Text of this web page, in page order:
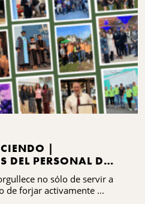
|
DEL PERSONAL DEL
no sólo de servir a
de forjar activamente ...